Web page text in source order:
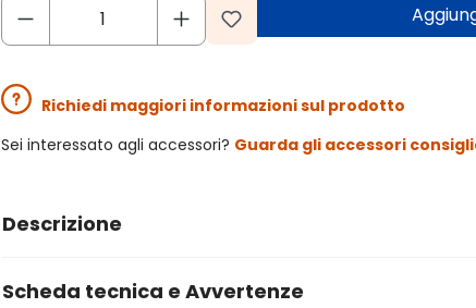
Richiedi maggiori informazioni sul prodotto
Sei interessato agli accessori? Guarda gli accessori
Descrizione
Scheda tecnica e Avvertenze